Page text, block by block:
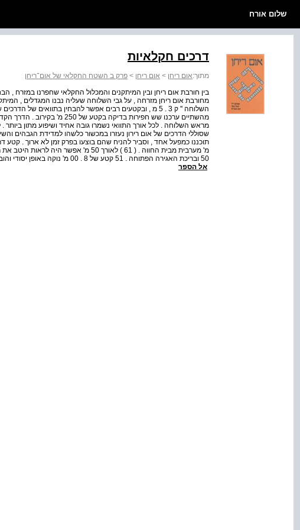
שלום אורח
דרכים חקלאיות
מתוך:אום ריחן > אום ריחן > פרק ב השטח החקלאי של אום־ריחן
בין חורבת אום ריחן ובין המיתקנים והמכלול החקלאי שחפרנו במזרח ,
מחורבת אום ריחן מזרחה , על גבי השלוחה שעליה נבנו המגדלים ,
השלוחה '' ק 3 . 5 מ , ובקטעים רבים אפשר להבחין בתוואים של
מהשתיים ערכנו שש חפירות
מראש השלוחה . לכל אורך התוואי נשמרו גובה אחיד ושיפוע מתון ביותר
שסוללי הדרכים של אום רירון נעזרו במכשור כלשהו למדידת הגבהים
אל הספר